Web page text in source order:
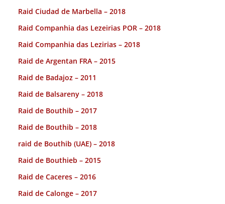
Raid Ciudad de Marbella – 2018
Raid Companhia das Lezeirias POR – 2018
Raid Companhia das Lezirias – 2018
Raid de Argentan FRA – 2015
Raid de Badajoz – 2011
Raid de Balsareny – 2018
Raid de Bouthib – 2017
Raid de Bouthib – 2018
raid de Bouthib (UAE) – 2018
Raid de Bouthieb – 2015
Raid de Caceres – 2016
Raid de Calonge – 2017